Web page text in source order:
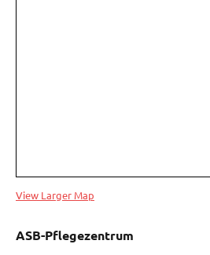
View Larger Map
ASB-Pflegezentrum